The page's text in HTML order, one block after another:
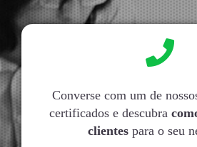
Converse com um de
certificados e descubra
clientespara o seu